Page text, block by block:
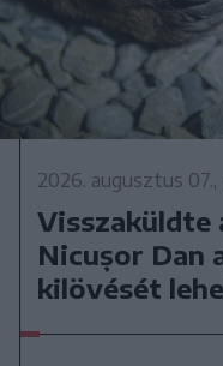
2026. augusztus
Visszaküldte
Nicușor Dan
kilövését